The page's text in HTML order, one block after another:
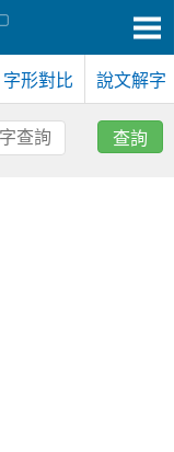
字形對比 說文解字
查詢